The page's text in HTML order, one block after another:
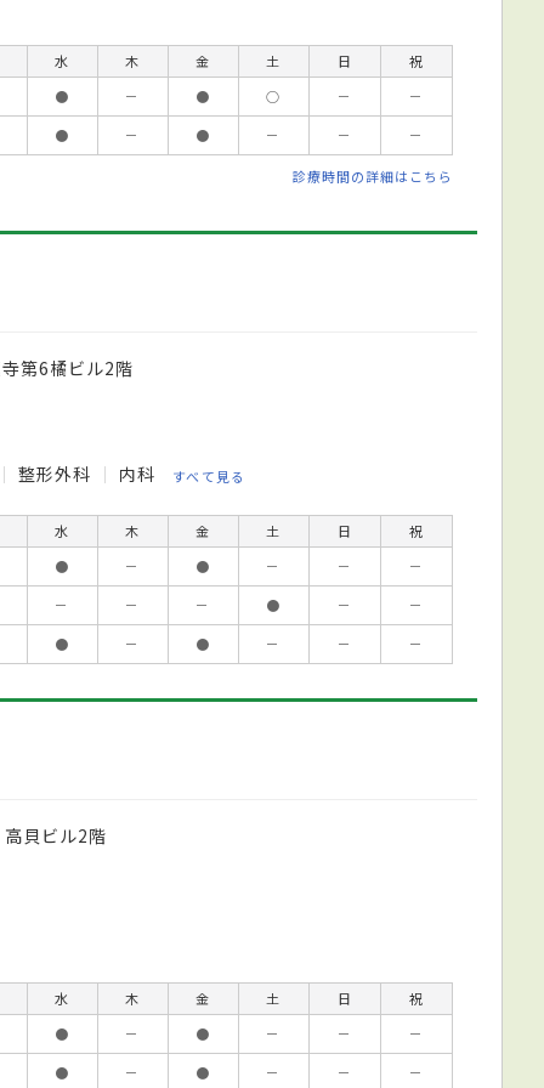
水 木 金 土 日
祝
● － ● ○ －
－
● － ● － － －
診療時間の詳細はこちら
第6橘ビル2階
整形外科 内科 すべて見る
水 木 金 土 日
祝
● － ● － －
－
－ － － ● －
－
● － ● － － －
貝ビル2階
水 木 金 土 日
祝
● － ● － －
－
● － ● － －
－